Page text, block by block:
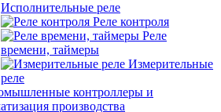
Исполнительные реле
Реле контроля
Реле
времени, таймеры
Измерительные
реле